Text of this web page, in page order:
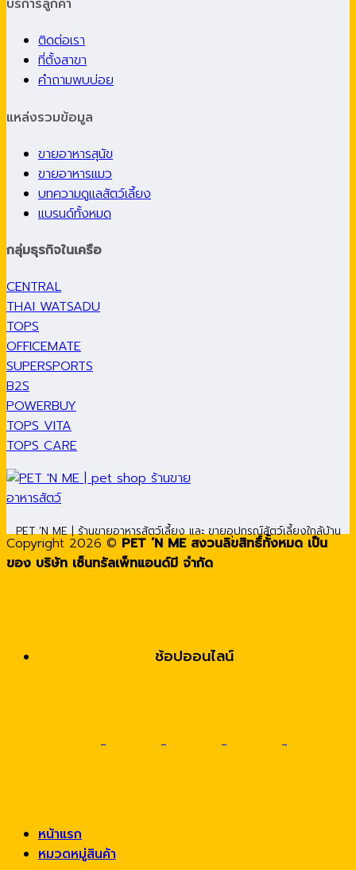
บริการลูกค้า
ติดต่อเรา
ที่ตั้งสาขา
คำถามพบบ่อย
แหล่งรวมข้อมูล
ขายอาหารสุนัข
ขายอาหารแมว
บทความดูแลสัตว์เลี้ยง
แบรนด์ทั้งหมด
กลุ่มธุรกิจในเครือ
CENTRAL
THAI WATSADU
TOPS
OFFICEMATE
SUPERSPORTS
B2S
POWERBUY
TOPS VITA
TOPS CARE
PET ’N ME | ร้านขายอาหารสัตว์เลี้ยง และ ขายอุปกรณ์สัตว์เลี้ยงใกล้บ้าน
Copyright 2026 © PET ’N ME สงวนลิขสิทธิ์ทั้งหมด เป็น
ของ บริษัท เซ็นทรัลเพ็ทแอนด์มี จำกัด
ช้อปออนไลน์
หน้าแรก
หมวดหมู่สินค้า